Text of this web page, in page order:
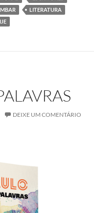
LITERATURA
DEIXE UM COMENTÁRIO